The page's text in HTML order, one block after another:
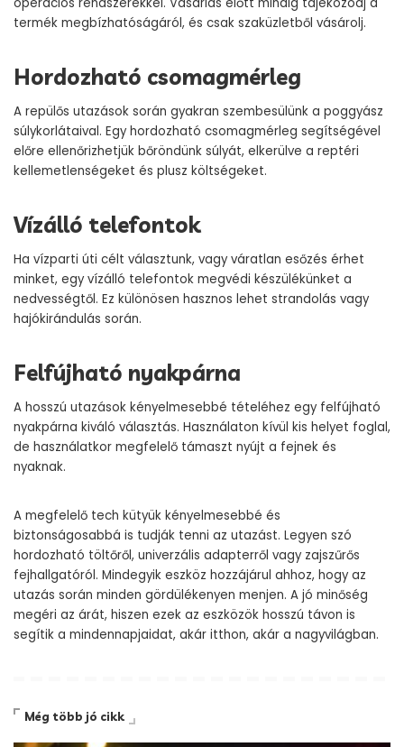
operációs rendszerekkel. Vásárlás előtt mindig tájékozódj a
termék megbízhatóságáról, és csak szaküzletből vásárolj.
Hordozható csomagmérleg
A repülős utazások során gyakran szembesülünk a poggyász
súlykorlátaival. Egy hordozható csomagmérleg segítségével
előre ellenőrizhetjük bőröndünk súlyát, elkerülve a reptéri
kellemetlenségeket és plusz költségeket.
Vízálló telefontok
Ha vízparti úti célt választunk, vagy váratlan esőzés érhet
minket, egy vízálló telefontok megvédi készülékünket a
nedvességtől. Ez különösen hasznos lehet strandolás vagy
hajókirándulás során.
Felfújható nyakpárna
A hosszú utazások kényelmesebbé tételéhez egy felfújható
nyakpárna kiváló választás. Használaton kívül kis helyet foglal,
de használatkor megfelelő támaszt nyújt a fejnek és
nyaknak.
A megfelelő tech kütyük kényelmesebbé és
biztonságosabbá is tudják tenni az utazást. Legyen szó
hordozható töltőről, univerzális adapterről vagy zajszűrős
fejhallgatóról. Mindegyik eszköz hozzájárul ahhoz, hogy az
utazás során minden gördülékenyen menjen. A jó minőség
megéri az árát, hiszen ezek az eszközök hosszú távon is
segítik a mindennapjaidat, akár itthon, akár a nagyvilágban.
Még több jó cikk